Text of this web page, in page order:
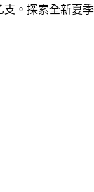
支。探索全新夏季